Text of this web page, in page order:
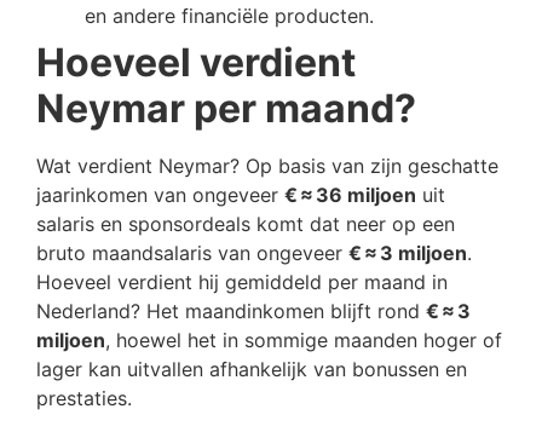
en andere financiële producten.
Hoeveel verdient
Neymar per maand?
Wat verdient Neymar? Op basis van zijn geschatte
jaarinkomen van ongeveer € ≈ 36 miljoen uit
salaris en sponsordeals komt dat neer op een
bruto maandsalaris van ongeveer € ≈ 3 miljoen.
Hoeveel verdient hij gemiddeld per maand in
Nederland? Het maandinkomen blijft rond € ≈ 3
miljoen, hoewel het in sommige maanden hoger of
lager kan uitvallen afhankelijk van bonussen en
prestaties.